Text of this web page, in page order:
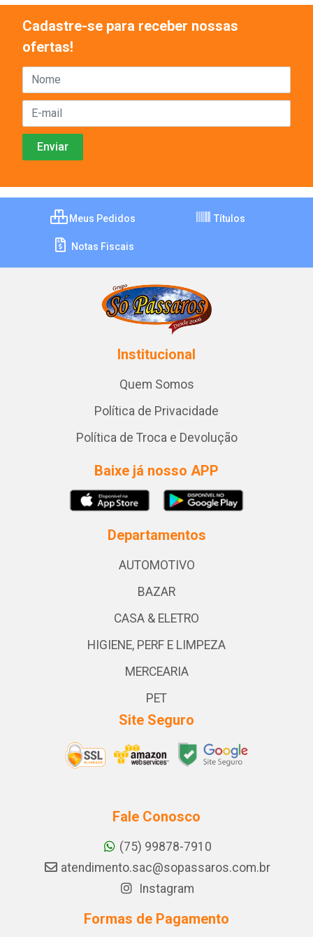
Cadastre-se para receber nossas
ofertas!
Meus Pedidos Títulos
Notas Fiscais
Institucional
Quem Somos
Política de Privacidade
Política de Troca e Devolução
Baixe já nosso APP
Departamentos
AUTOMOTIVO
BAZAR
CASA & ELETRO
HIGIENE, PERF E LIMPEZA
MERCEARIA
PET
Site Seguro
Fale Conosco
(75) 99878-7910
atendimento.sac@sopassaros.com.br
Instagram
Formas de Pagamento